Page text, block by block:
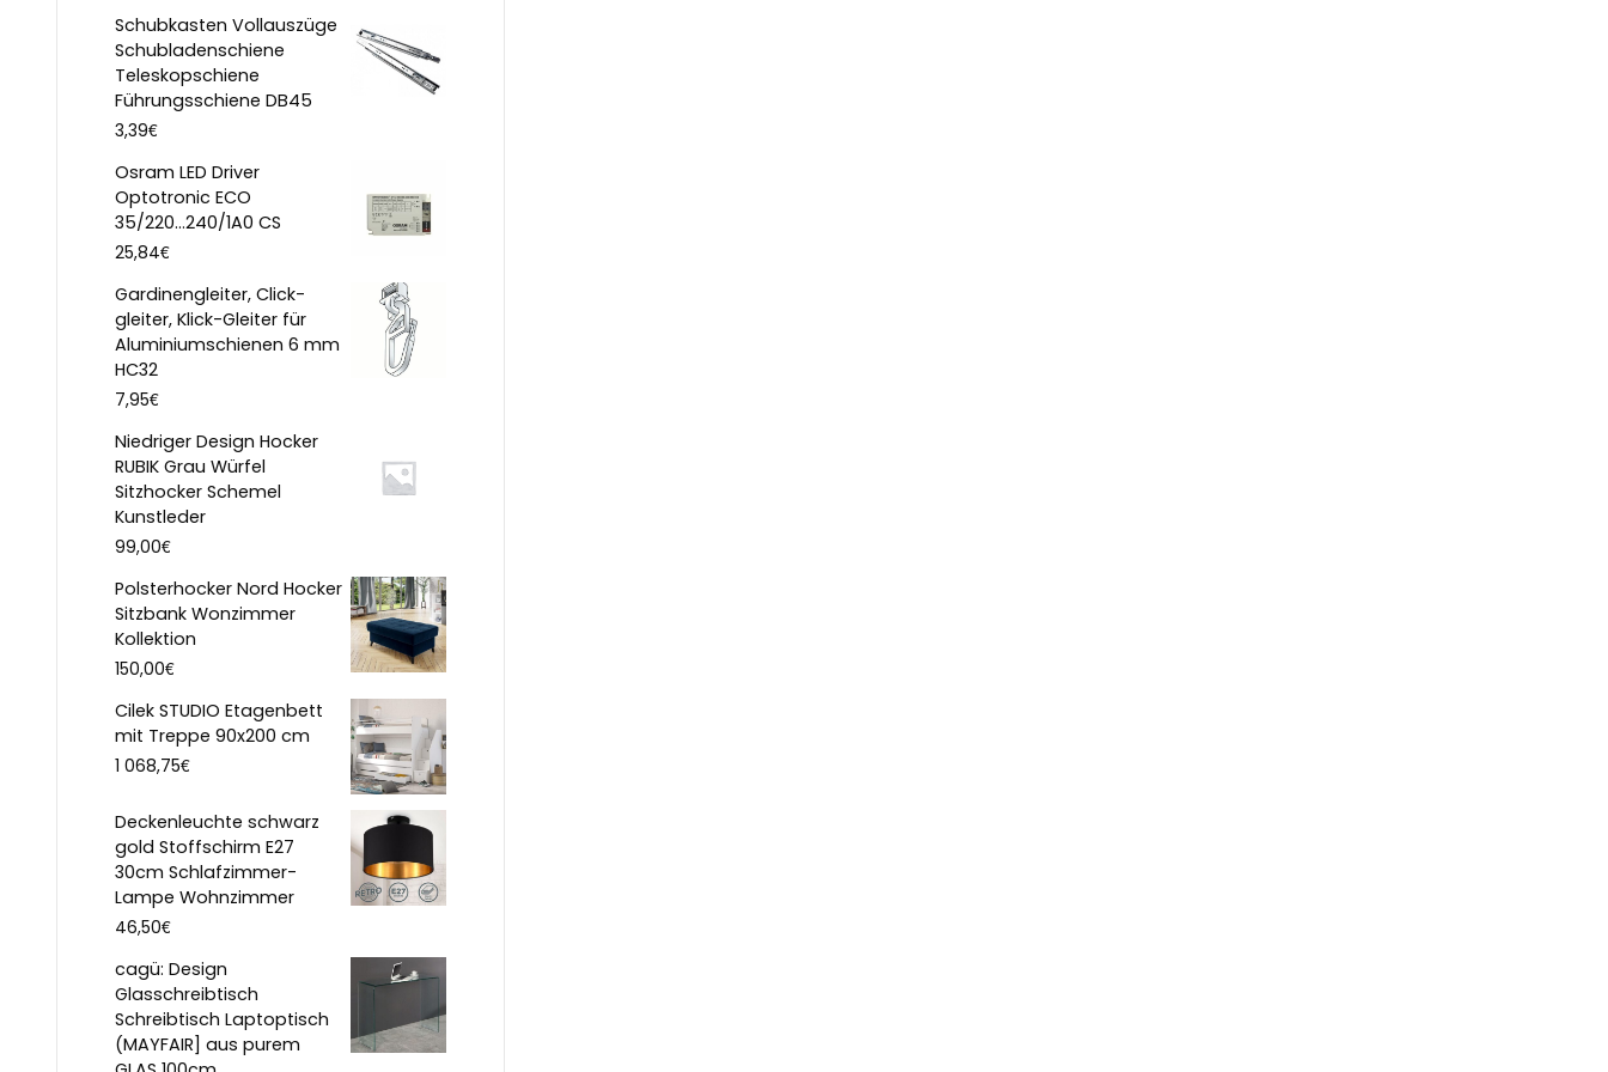
Schubkasten Vollauszüge
Schubladenschiene
Teleskopschiene
Führungsschiene DB45
3,39€
Osram LED Driver
Optotronic ECO
35/220...240/1A0 CS
25,84€
Gardinengleiter, Click-
gleiter, Klick-Gleiter für
Aluminiumschienen 6 mm
HC32
7,95€
Niedriger Design Hocker
RUBIK Grau Würfel
Sitzhocker Schemel
Kunstleder
99,00€
Polsterhocker Nord Hocker
Sitzbank Wonzimmer
Kollektion
150,00€
Cilek STUDIO Etagenbett
mit Treppe 90x200 cm
1 068,75€
Deckenleuchte schwarz
gold Stoffschirm E27
30cm Schlafzimmer-
Lampe Wohnzimmer
46,50€
cagü: Design
Glasschreibtisch
Schreibtisch Laptoptisch
(MAYFAIR] aus purem